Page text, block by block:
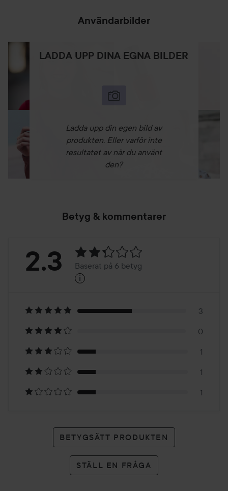
Användarbilder
LADDA UPP DINA EGNA BILDER
Ladda upp din egen bild av
produkten. Eller varför inte
resultatet av när du använt
den?
Betyg & kommentarer
Betyg:
Baserat
på
6
betyg
2.3 Baserat på 6 betyg
i
3
0
1
1
1
BETYGSÄTT PRODUKTEN
STÄLL EN FRÅGA